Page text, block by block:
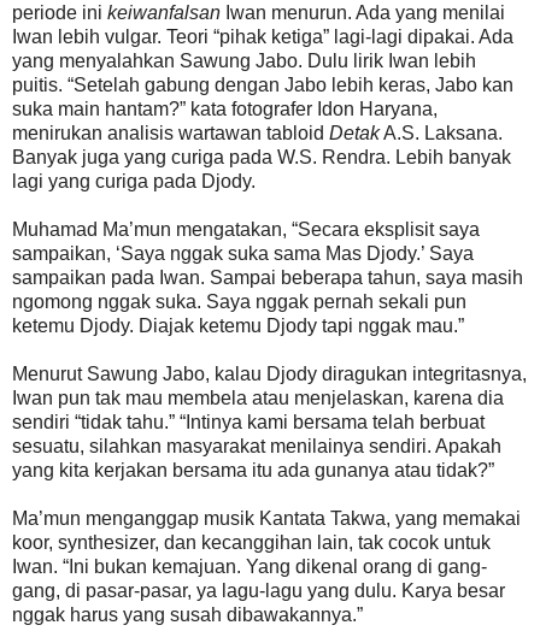
periode ini keiwanfalsan Iwan menurun. Ada yang menilai
Iwan lebih vulgar. Teori “pihak ketiga” lagi-lagi dipakai. Ada
yang menyalahkan Sawung Jabo. Dulu lirik Iwan lebih
puitis. “Setelah gabung dengan Jabo lebih keras, Jabo kan
suka main hantam?” kata fotografer Idon Haryana,
menirukan analisis wartawan tabloid DetakA.S. Laksana.
Banyak juga yang curiga pada W.S. Rendra. Lebih banyak
lagi yang curiga pada Djody.
Muhamad Ma’mun mengatakan, “Secara eksplisit saya
sampaikan, ‘Saya nggak suka sama Mas Djody.’ Saya
sampaikan pada Iwan. Sampai beberapa tahun, saya masih
ngomong nggak suka. Saya nggak pernah sekali pun
ketemu Djody. Diajak ketemu Djody tapi nggak mau.”
Menurut Sawung Jabo, kalau Djody diragukan integritasnya,
Iwan pun tak mau membela atau menjelaskan, karena dia
sendiri “tidak tahu.” “Intinya kami bersama telah berbuat
sesuatu, silahkan masyarakat menilainya sendiri. Apakah
yang kita kerjakan bersama itu ada gunanya atau tidak?”
Ma’mun menganggap musik Kantata Takwa, yang memakai
koor, synthesizer, dan kecanggihan lain, tak cocok untuk
Iwan. “Ini bukan kemajuan. Yang dikenal orang di gang-
gang, di pasar-pasar, ya lagu-lagu yang dulu. Karya besar
nggak harus yang susah dibawakannya.”